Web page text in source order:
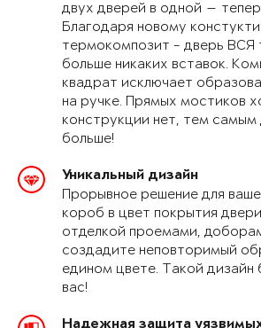
двух дверей в одной —
Благодаря новому
термокомпозит - дверь ВСЯ
больше никаких вставок.
квадрат исключает
на ручке. Прямых мостиков
конструкции нет, тем
больше!
Уникальный дизайн
Прорывное решение для
короб в цвет покрытия
отделкой проемами,
создадите неповторимый
едином цвете. Такой дизайн
вас!